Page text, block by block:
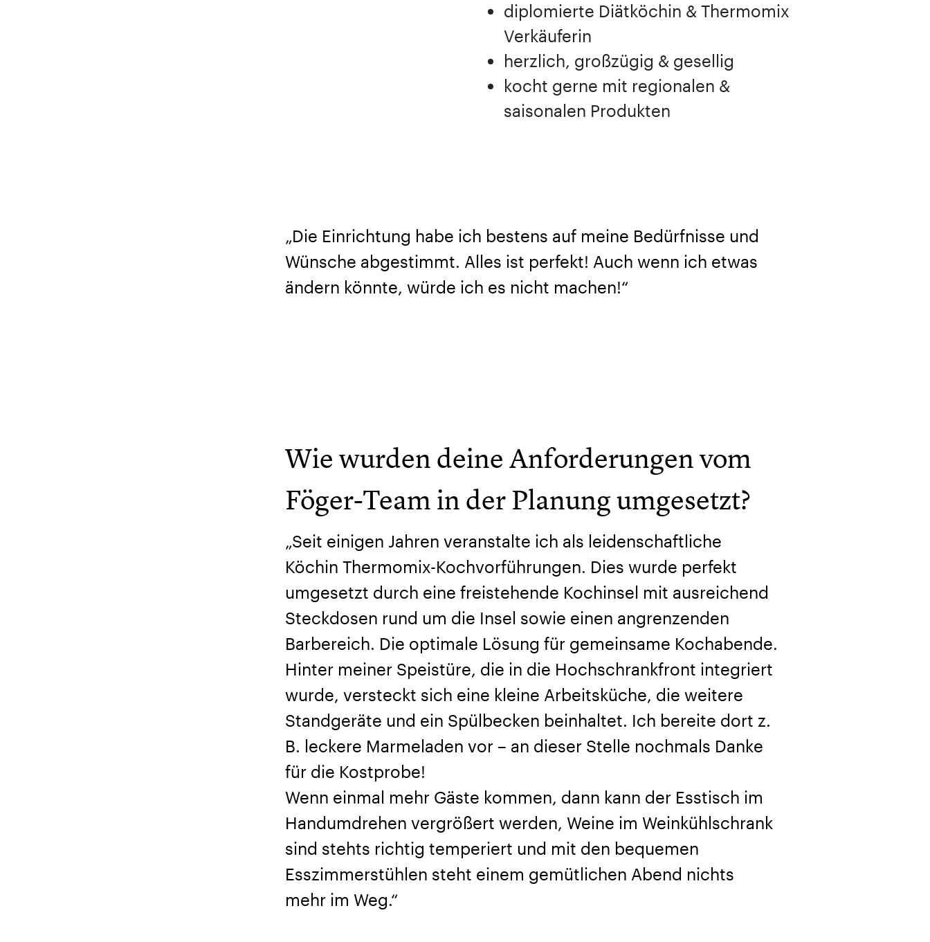
diplomierte Diätköchin & Thermomix
Verkäuferin
herzlich, großzügig & gesellig
kocht gerne mit regionalen &
saisonalen Produkten
„Die Einrichtung habe ich bestens auf meine Bedürfnisse und
Wünsche abgestimmt. Alles ist perfekt! Auch wenn ich etwas
ändern könnte, würde ich es nicht machen!“
Wie wurden deine Anforderungen vom
Föger-Team in der Planung umgesetzt?
„Seit einigen Jahren veranstalte ich als leidenschaftliche
Köchin Thermomix-Kochvorführungen. Dies wurde perfekt
umgesetzt durch eine freistehende Kochinsel mit ausreichend
Steckdosen rund um die Insel sowie einen angrenzenden
Barbereich. Die optimale Lösung für gemeinsame Kochabende.
Hinter meiner Speistüre, die in die Hochschrankfront integriert
wurde, versteckt sich eine kleine Arbeitsküche, die weitere
Standgeräte und ein Spülbecken beinhaltet. Ich bereite dort z.
B. leckere Marmeladen vor – an dieser Stelle nochmals Danke
für die Kostprobe!
Wenn einmal mehr Gäste kommen, dann kann der Esstisch im
Handumdrehen vergrößert werden, Weine im Weinkühlschrank
sind stehts richtig temperiert und mit den bequemen
Esszimmerstühlen steht einem gemütlichen Abend nichts
mehr im Weg.“